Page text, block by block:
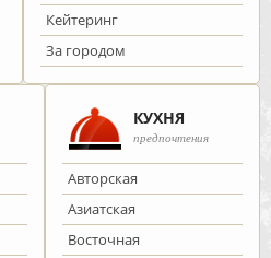
Кейтеринг
За городом
КУХНЯ
предпочтения
Авторская
Азиатская
Восточная